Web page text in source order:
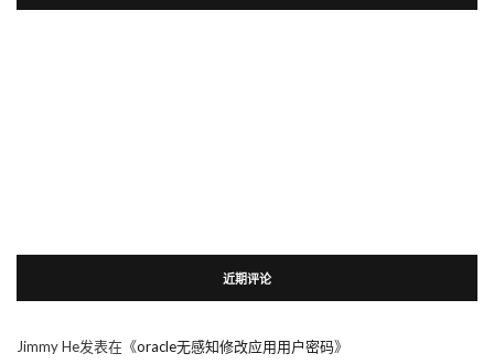
近期评论
Jimmy He发表在《oracle无感知修改应用用户密码》